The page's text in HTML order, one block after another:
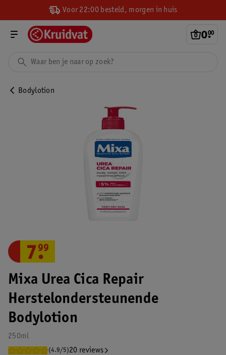
Voor 22:00 besteld, morgen in huis
0.
00
Bodylotion
Mixa Urea Cica Repair
Herstelondersteunende
Bodylotion
250ml
(4.9/5)20 reviews
7.
99